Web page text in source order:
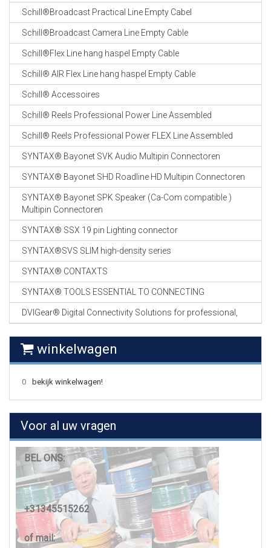
Schill®Broadcast Practical Line Empty Cabel
Schill®Broadcast Camera Line Empty Cable
Schill®Flex Line hang haspel Empty Cable
Schill® AIR Flex Line hang haspel Empty Cable
Schill® Accessoires
Schill® Reels Professional Power Line Assembled
Schill® Reels Professional Power FLEX Line Assembled
SYNTAX® Bayonet SVK Audio Multipin Connectoren
SYNTAX® Bayonet SHD Roadline HD Multipin Connectoren
SYNTAX® Bayonet SPK Speaker (Ca-Com compatible )
Multipin Connectoren
SYNTAX® SSX 19 pin Lighting connector
SYNTAX®SVS SLIM high-density series
SYNTAX® CONTAXTS
SYNTAX® TOOLS ESSENTIAL TO CONNECTING
DVIGear® Digital Connectivity Solutions for professional,
winkelwagen
0 bekijk winkelwagen!
Voor al uw vragen
BEL ONS:
+31345515262
of mail: